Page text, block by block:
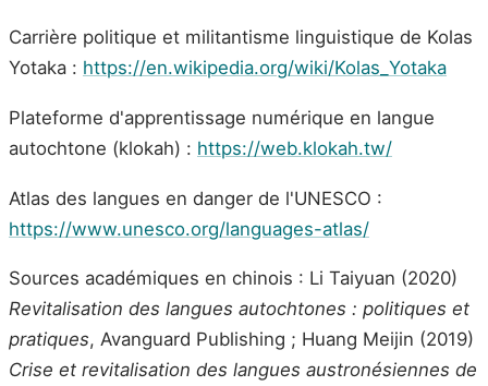
Carrière politique et militantisme linguistique de Kolas
Yotaka : https://en.wikipedia.org/wiki/Kolas_Yotaka
Plateforme d'apprentissage numérique en langue
autochtone (klokah) : https://web.klokah.tw/
Atlas des langues en danger de l'UNESCO :
https://www.unesco.org/languages-atlas/
Sources académiques en chinois : Li Taiyuan (2020)
Revitalisation des langues autochtones : politiques et
pratiques, Avanguard Publishing ; Huang Meijin (2019)
Crise et revitalisation des langues austronésiennes de